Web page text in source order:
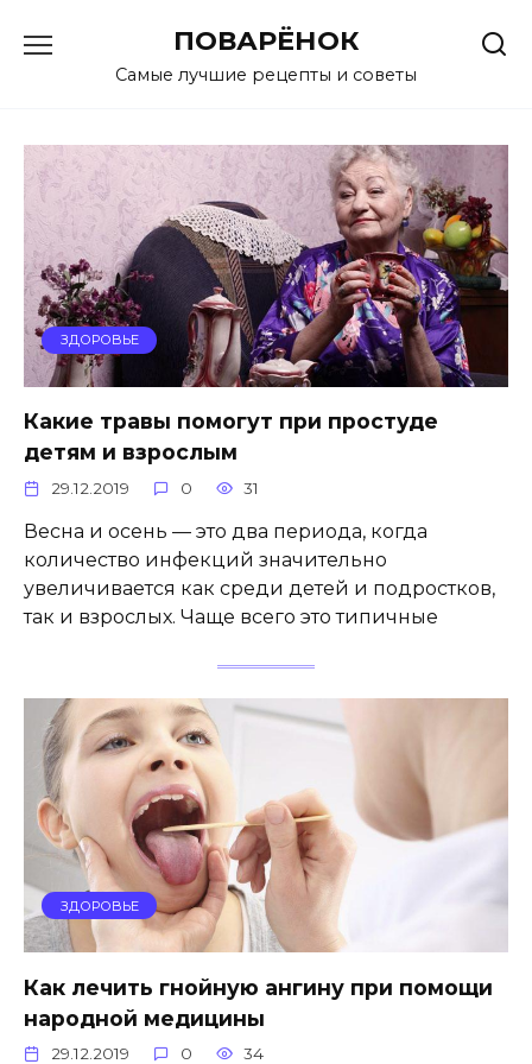
содержанию
ПОВАРЁНОК
Самые лучшие рецепты и советы
ЗДОРОВЬЕ
Какие травы помогут при простуде
детям и взрослым
29.12.2019 0 31
Весна и осень — это два периода, когда
количество инфекций значительно
увеличивается как среди детей и подростков,
так и взрослых. Чаще всего это типичные
ЗДОРОВЬЕ
Как лечить гнойную ангину при помощи
народной медицины
29.12.2019 0 34